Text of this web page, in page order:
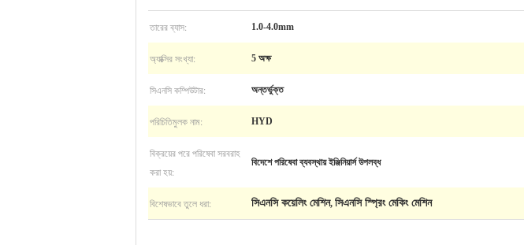
তারের ব্যাস: 1.0-4.0mm
অ্যাক্সির সংখ্যা: 5 অক্ষ
সিএনসি কম্পিউটার: অন্তর্ভুক্ত
পরিচিতিমুলক নাম: HYD
বিক্রয়ের পরে পরিষেবা সরবরাহ
করা হয়:
বিদেশে পরিষেবা ব্যবস্থায় ইঞ্জিনিয়ার্স উপলব্ধ
বিশেষভাবে তুলে ধরা: সিএনসি কয়েলিং মেশিন, সিএনসি স্প্রিং মেকিং মেশিন